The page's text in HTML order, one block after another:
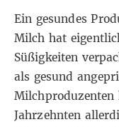
Ein gesundes
Milch hat
Süßigkeiten
als gesund
Milchproduzenten
Jahrzehnten